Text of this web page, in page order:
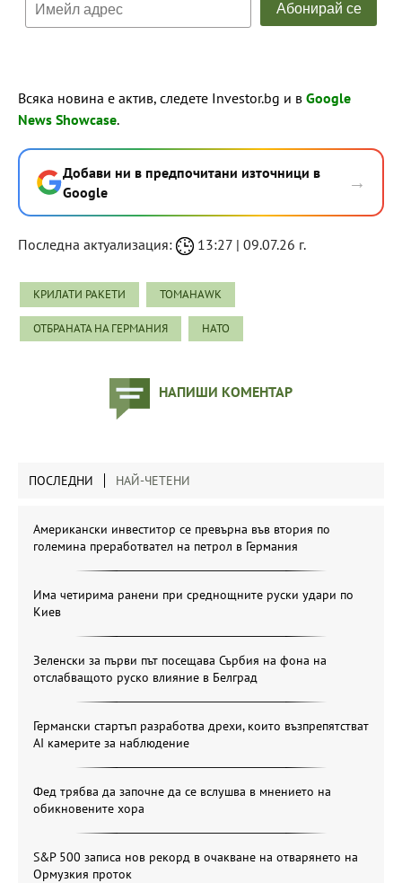
Всяка новина е актив, следете Investor.bg и в Google
News Showcase.
Добави ни в предпочитани източници в
Google
→
Последна актуализация: 13:27 | 09.07.26 г.
КРИЛАТИ РАКЕТИ TOMAHAWK
ОТБРАНАТА НА ГЕРМАНИЯ НАТО
НАПИШИ КОМЕНТАР
ПОСЛЕДНИ НАЙ-ЧЕТЕНИ
Американски инвеститор се превърна във втория по
големина преработвател на петрол в Германия
Има четирима ранени при среднощните руски удари по
Киев
Зеленски за първи път посещава Сърбия на фона на
отслабващото руско влияние в Белград
Германски стартъп разработва дрехи, които възпрепятстват
AI камерите за наблюдение
Фед трябва да започне да се вслушва в мнението на
обикновените хора
S&P 500 записа нов рекорд в очакване на отварянето на
Ормузкия проток